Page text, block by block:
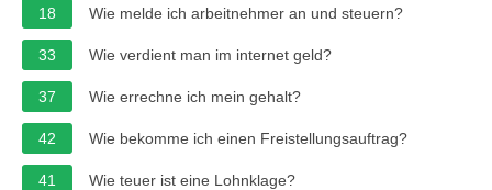
18 Wie melde ich arbeitnehmer an und steuern?
33 Wie verdient man im internet geld?
37 Wie errechne ich mein gehalt?
42 Wie bekomme ich einen Freistellungsauftrag?
41 Wie teuer ist eine Lohnklage?